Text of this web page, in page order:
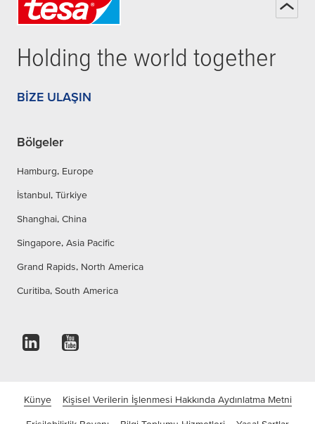
Holding the world together
BIZE ULAŞIN
Bölgeler
Hamburg, Europe
İstanbul, Türkiye
Shanghai, China
Singapore, Asia Pacific
Grand Rapids, North America
Curitiba, South America
Künye Kişisel Verilerin İşlenmesi Hakkında Aydınlatma Metni